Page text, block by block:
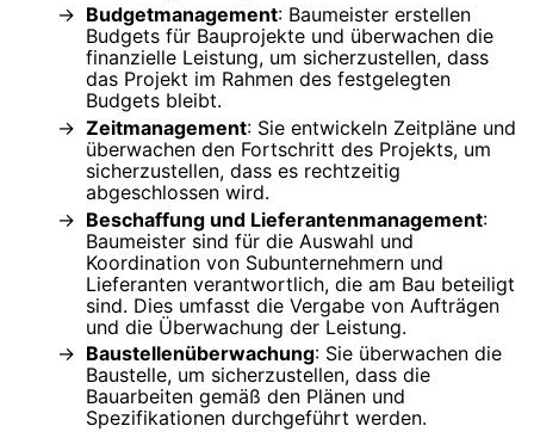
Budgetmanagement: Baumeister erstellen
Budgets für Bauprojekte und überwachen die
finanzielle Leistung, um sicherzustellen, dass
das Projekt im Rahmen des festgelegten
Budgets bleibt.
Zeitmanagement: Sie entwickeln Zeitpläne und
überwachen den Fortschritt des Projekts, um
sicherzustellen, dass es rechtzeitig
abgeschlossen wird.
Beschaffung und Lieferantenmanagement:
Baumeister sind für die Auswahl und
Koordination von Subunternehmern und
Lieferanten verantwortlich, die am Bau beteiligt
sind. Dies umfasst die Vergabe von Aufträgen
und die Überwachung der Leistung.
Baustellenüberwachung: Sie überwachen die
Baustelle, um sicherzustellen, dass die
Bauarbeiten gemäß den Plänen und
Spezifikationen durchgeführt werden.